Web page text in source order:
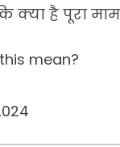
क्या है पूरा
mean?